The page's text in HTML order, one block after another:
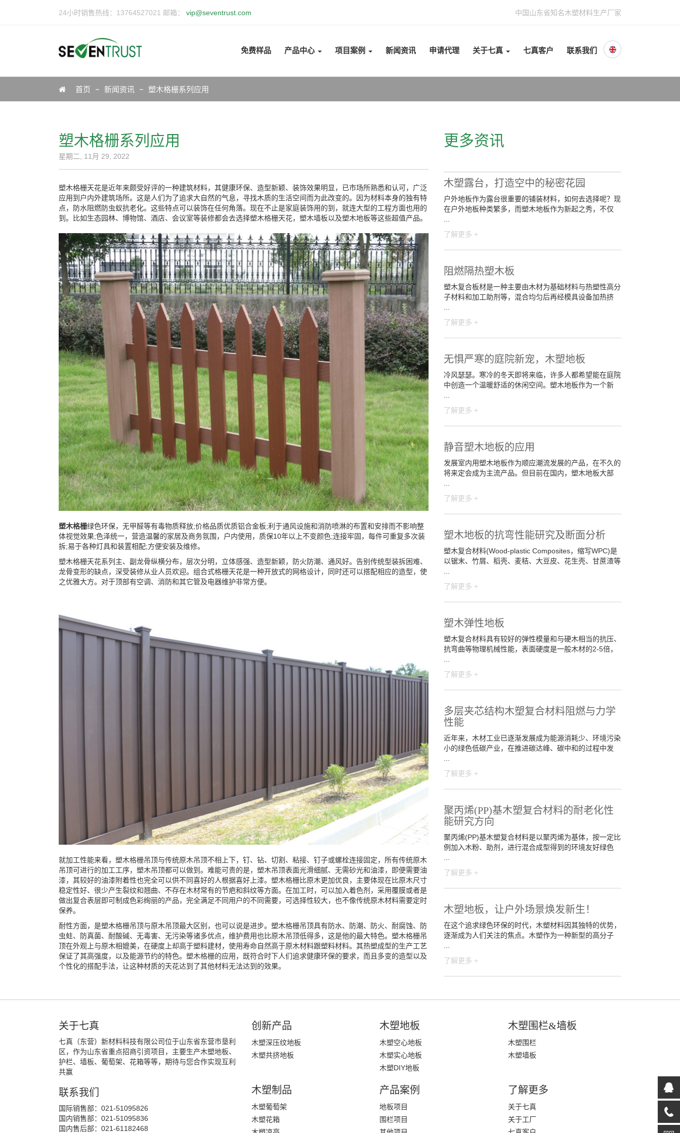
24小时销售热线：13764527021 邮箱： vip@seventrust.com 中国山东省知名木塑材料生产厂家
免费样品 产品中心 项目案例 新闻资讯 申请代理 关于七真 七真客户 联系我们
Icon首页 新闻资讯 塑木格栅系列应用
塑木格栅系列应用
星期二, 11月 29, 2022
塑木格栅天花是近年来颇受好评的一种建筑材料，其健康环保、造型新颖、装饰效果明显，已市场所熟悉和认可，广泛
应用到户内外建筑场所。这是人们为了追求大自然的气息，寻找木质的生活空间而为此改变的。因为材料本身的独有特
点，防水阻燃防虫蚁抗老化。这些特点可以装饰在任何角落。现在不止是家庭装饰用的到，就连大型的工程方面也用的
到。比如生态园林、博物馆、酒店、会议室等装修都会去选择塑木格栅天花，塑木墙板以及塑木地板等这些超值产品。
塑木格栅绿色环保，无甲醛等有毒物质释放;价格品质优质铝合金板;利于通风设施和消防喷淋的布置和安排而不影响整
体视觉效果;色泽统一，营造温馨的家居及商务氛围，户内使用，质保10年以上不变颜色;连接牢固，每件可重复多次装
拆;易于各种灯具和装置相配;方便安装及维修。
塑木格栅天花系列主、副龙骨纵横分布，层次分明，立体感强、造型新颖，防火防潮、通风好。告别传统型装拆困难、
龙骨变形的缺点，深受装修从业人员欢迎。组合式格栅天花是一种开放式的网格设计，同时还可以搭配相应的造型，使
之优雅大方。对于顶部有空调、消防和其它管及电器维护非常方便。
就加工性能来看，塑木格栅吊顶与传统原木吊顶不相上下，钉、钻、切割、粘接、钉子或螺栓连接固定，所有传统原木
吊顶可进行的加工工序，塑木吊顶都可以做到。难能可贵的是，塑木吊顶表面光滑细腻、无需砂光和油漆，即便需要油
漆，其较好的油漆附着性也完全可以供不同喜好的人根据喜好上漆。塑木格栅比原木更加优良，主要体现在比原木尺寸
稳定性好、很少产生裂纹和翘曲、不存在木材常有的节疤和斜纹等方面。在加工时，可以加入着色剂，采用覆膜或者是
做出复合表层即可制成色彩绚丽的产品，完全满足不同用户的不同需要，可选择性较大，也不像传统原木材料需要定时
保养。
耐性方面，是塑木格栅吊顶与原木吊顶最大区别，也可以说是进步。塑木格栅吊顶具有防水、防潮、防火、耐腐蚀、防
虫蛀、防真菌、耐酸碱、无毒害、无污染等诸多优点，维护费用也比原木吊顶低得多，这是他的最大特色。塑木格栅吊
顶在外观上与原木相媲美，在硬度上却高于塑料建材，使用寿命自然高于原木材料跟塑料材料。其热塑成型的生产工艺
保证了其高强度，以及能源节约的特色。塑木格栅的应用，既符合时下人们追求健康环保的要求，而且多变的造型以及
个性化的搭配手法，让这种材质的天花达到了其他材料无法达到的效果。
更多资讯
木塑露台，打造空中的秘密花园
户外地板作为露台很重要的铺装材料，如何去选择呢？现
在户外地板种类繁多，而塑木地板作为新起之秀，不仅
了解更多 +
阻燃隔热塑木板
塑木复合板材是一种主要由木材为基础材料与热塑性高分
子材料和加工助剂等，混合均匀后再经模具设备加热挤
了解更多 +
无惧严寒的庭院新宠，木塑地板
冷风瑟瑟。寒冷的冬天即将来临，许多人都希望能在庭院
中创造一个温暖舒适的休闲空间。塑木地板作为一个新
了解更多 +
静音塑木地板的应用
发展室内用塑木地板作为顺应潮流发展的产品，在不久的
将来定会成为主流产品。但目前在国内，塑木地板大部
了解更多 +
塑木地板的抗弯性能研究及断面分析
塑木复合材料(Wood-plastic Composites，缩写WPC)是
以锯末、竹屑、稻壳、麦秸、大豆皮、花生壳、甘蔗渣等
了解更多 +
塑木弹性地板
塑木复合材料具有较好的弹性模量和与硬木相当的抗压、
抗弯曲等物理机械性能，表面硬度是一般木材的2-5倍，
了解更多 +
多层夹芯结构木塑复合材料阻燃与力学
性能
近年来，木材工业已逐渐发展成为能源消耗少、环境污染
小的绿色低碳产业，在推进碳达峰、碳中和的过程中发
了解更多 +
聚丙烯(PP)基木塑复合材料的耐老化性
能研究方向
聚丙烯(PP)基木塑复合材料是以聚丙烯为基体，按一定比
例加入木粉、助剂，进行混合成型得到的环境友好绿色
了解更多 +
木塑地板，让户外场景焕发新生！
在这个追求绿色环保的时代，木塑材料因其独特的优势，
逐渐成为人们关注的焦点。木塑作为一种新型的高分子
了解更多 +
关于七真
七真（东营）新材料科技有限公司位于山东省东营市垦利
区，作为山东省重点招商引资项目，主要生产木塑地板、
护栏、墙板、葡萄架、花箱等等，期待与您合作实现互利
共赢
联系我们
国际销售部：021-51095826
国内销售部：021-51095836
国内售后部：021-61182468
创新产品
木塑深压纹地板
木塑共挤地板
木塑地板
木塑空心地板
木塑实心地板
木塑DIY地板
木塑围栏&墙板
木塑围栏
木塑墙板
木塑制品
木塑葡萄架
木塑花箱
产品案例
地板项目
围栏项目
了解更多
关于七真
关于工厂